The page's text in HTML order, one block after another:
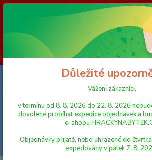
Vážení zákazníci, v termínu od 8. 8. 2026 do
důvodu čerpání dovolené probíhat expedice
provoz e-shopu HRACKYNABYTEK.CZ.
uhrazené do čtvrtka 6. 8. 2026 budou
Objednávky přijaté, nebo uhrazené od pátku 7.
2026 budou postupně expedovány od pondělí
pochopení
Důležité
Vážení zákazníci,
v termínu od 8. 8. 2026 do 22. 8. 2026
dovolené probíhat expedice objednávek a
e-shopu
Objednávky přijaté, nebo uhrazené do
expedovány v pátek 7. 8.